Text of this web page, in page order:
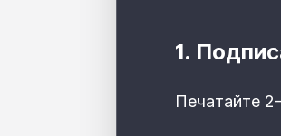
1.
Печатайте